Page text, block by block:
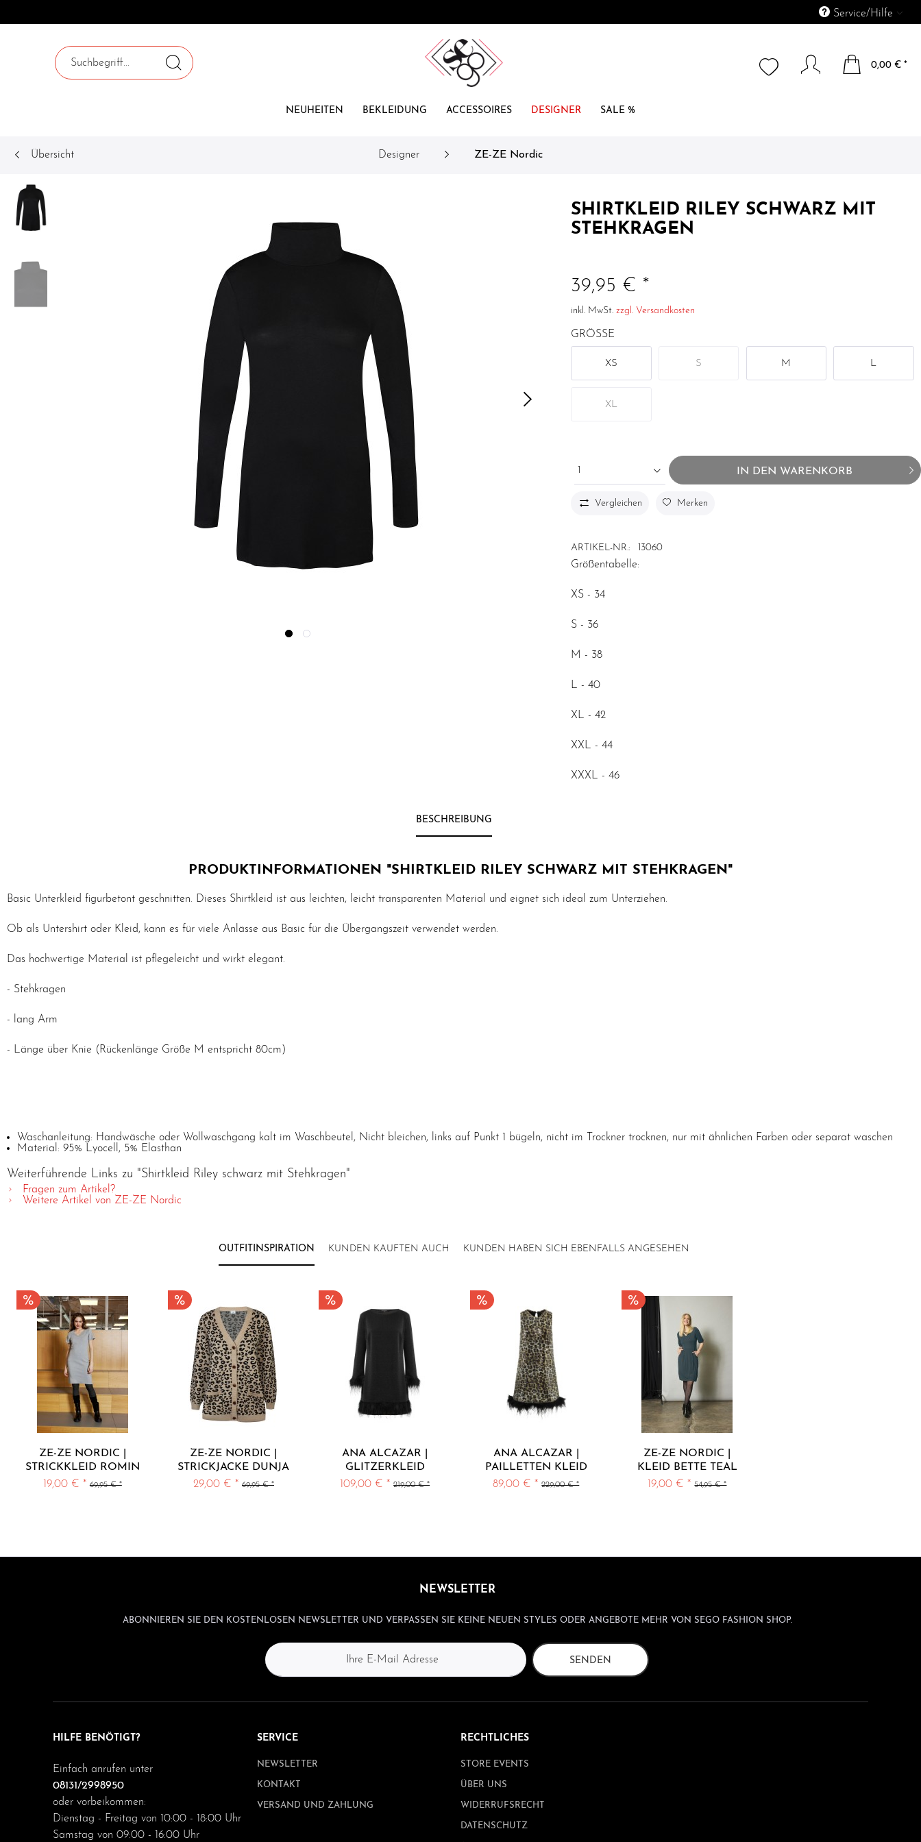
Service/Hilfe
0,00 € *
NEUHEITEN BEKLEIDUNG ACCESSOIRES DESIGNER SALE %
Übersicht Designer ZE-ZE Nordic
SHIRTKLEID RILEY SCHWARZ MIT
STEHKRAGEN
39,95 € *
inkl. MwSt.zzgl. Versandkosten
GRÖSSE
XS S M L
XL
1 IN DEN WARENKORB
Vergleichen Merken
ARTIKEL-NR.: 13060
Größentabelle:
XS - 34
S - 36
M - 38
L - 40
XL - 42
XXL - 44
XXXL - 46
BESCHREIBUNG
PRODUKTINFORMATIONEN "SHIRTKLEID RILEY SCHWARZ MIT STEHKRAGEN"
Basic Unterkleid figurbetont geschnitten. Dieses Shirtkleid ist aus leichten, leicht transparenten Material und eignet sich ideal zum Unterziehen.
Ob als Untershirt oder Kleid, kann es für viele Anlässe aus Basic für die Übergangszeit verwendet werden.
Das hochwertige Material ist pflegeleicht und wirkt elegant.
- Stehkragen
- lang Arm
- Länge über Knie (Rückenlänge Größe M entspricht 80cm)
Waschanleitung: Handwäsche oder Wollwaschgang kalt im Waschbeutel, Nicht bleichen, links auf Punkt 1 bügeln, nicht im Trockner trocknen, nur mit ähnlichen Farben oder separat waschen
Material: 95% Lyocell, 5% Elasthan
Weiterführende Links zu "Shirtkleid Riley schwarz mit Stehkragen"
Fragen zum Artikel?
Weitere Artikel von ZE-ZE Nordic
OUTFITINSPIRATION KUNDEN KAUFTEN AUCH KUNDEN HABEN SICH EBENFALLS ANGESEHEN
ZE-ZE NORDIC |
STRICKKLEID ROMIN
GREY
19,00 € * 69,95 € *
ZE-ZE NORDIC |
STRICKJACKE DUNJA
SAND
29,00 € * 69,95 € *
ANA ALCAZAR |
GLITZERKLEID
SCHWARZ MIT
109,00 € * 219,00 € *
ANA ALCAZAR |
PAILLETTEN KLEID
MIT LEO PRINT
89,00 € * 229,00 € *
ZE-ZE NORDIC |
KLEID BETTE TEAL
GREEN LANG ARM
19,00 € * 54,95 € *
NEWSLETTER
ABONNIEREN SIE DEN KOSTENLOSEN NEWSLETTER UND VERPASSEN SIE KEINE NEUEN STYLES ODER ANGEBOTE MEHR VON SEGO FASHION SHOP.
SENDEN
HILFE BENÖTIGT?
Einfach anrufen unter
08131/2998950
oder vorbeikommen:
Dienstag - Freitag von 10:00 - 18:00 Uhr
Samstag von 09:00 - 16:00 Uhr
SERVICE
NEWSLETTER
KONTAKT
VERSAND UND ZAHLUNG
RECHTLICHES
STORE EVENTS
ÜBER UNS
WIDERRUFSRECHT
DATENSCHUTZ